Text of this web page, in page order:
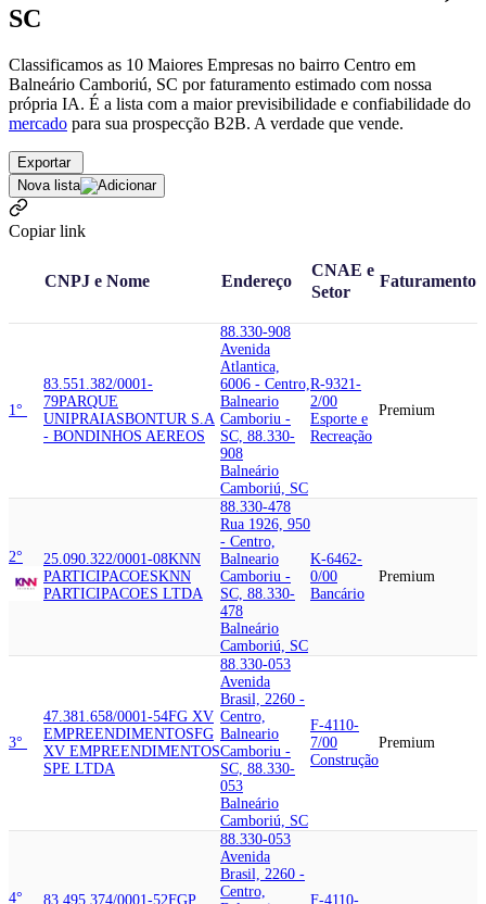
SC
Classificamos as 10 Maiores Empresas no bairro Centro em
Balneário Camboriú, SC por faturamento estimado com nossa
própria IA. É a lista com a maior previsibilidade e confiabilidade do
mercado para sua prospecção B2B. A verdade que vende.
Exportar
Nova lista
Copiar link
CNPJ e Nome Endereço
CNAE e
Setor
Faturamento
1°
83.551.382/0001-
79PARQUE
UNIPRAIASBONTUR S.A
- BONDINHOS AEREOS
88.330-908
Avenida
Atlantica,
6006 - Centro,
Balneario
Camboriu -
SC, 88.330-
908
Balneário
Camboriú, SC
R-9321-
2/00
Esporte e
Recreação
Premium
2° 25.090.322/0001-08KNN
PARTICIPACOESKNN
PARTICIPACOES LTDA
88.330-478
Rua 1926, 950
- Centro,
Balneario
Camboriu -
SC, 88.330-
478
Balneário
Camboriú, SC
K-6462-
0/00
Bancário
Premium
3°
47.381.658/0001-54FG XV
EMPREENDIMENTOSFG
XV EMPREENDIMENTOS
SPE LTDA
88.330-053
Avenida
Brasil, 2260 -
Centro,
Balneario
Camboriu -
SC, 88.330-
053
Balneário
Camboriú, SC
F-4110-
7/00
Construção
Premium
4° 83.495.374/0001-52FGP
88.330-053
Avenida
Brasil, 2260 -
Centro,
F-4110-